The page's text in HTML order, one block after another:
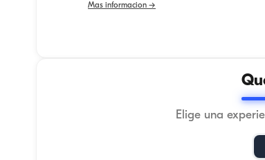
Mas informacion →
Elige una